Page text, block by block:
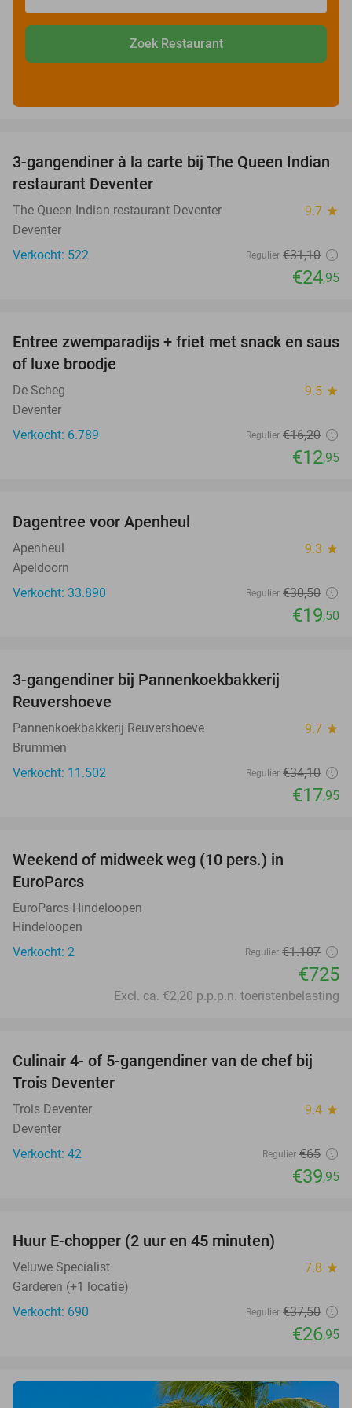
Zoek Restaurant
20%
3-gangendiner à la carte bij The Queen Indian
restaurant Deventer
The Queen Indian restaurant Deventer 9.7 star
Deventer
Verkocht: 522
Regulier €31,10
€24,95
20%
Entree zwemparadijs + friet met snack en saus
of luxe broodje
De Scheg 9.5 star
Deventer
Verkocht: 6.789
Regulier €16,20
€12,95
Dagentree voor Apenheul
Apenheul 9.3 star
Apeldoorn
Verkocht: 33.890
Regulier €30,50
€19,50
3-gangendiner bij Pannenkoekbakkerij
Reuvershoeve
Pannenkoekbakkerij Reuvershoeve 9.7 star
Brummen
Verkocht: 11.502
Regulier €34,10
€17,95
Weekend of midweek weg (10 pers.) in
EuroParcs
EuroParcs Hindeloopen
Hindeloopen
Verkocht: 2
Regulier €1.107
€725
Excl. ca. €2,20 p.p.p.n. toeristenbelasting
39%
Culinair 4- of 5-gangendiner van de chef bij
Trois Deventer
Trois Deventer 9.4 star
Deventer
Verkocht: 42
Regulier €65
€39,95
Huur E-chopper (2 uur en 45 minuten)
Veluwe Specialist 7.8 star
Garderen (+1 locatie)
Verkocht: 690
Regulier €37,50
€26,95